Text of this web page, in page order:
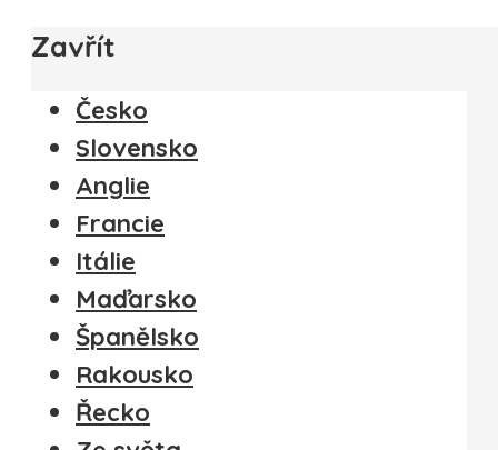
Zavřít
Česko
Slovensko
Anglie
Francie
Itálie
Maďarsko
Španělsko
Rakousko
Řecko